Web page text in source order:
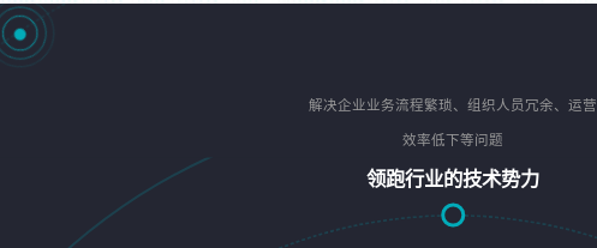
解决企业业务流程繁琐、组织人员冗余、运营
效率低下等问题
领跑行业的技术势力